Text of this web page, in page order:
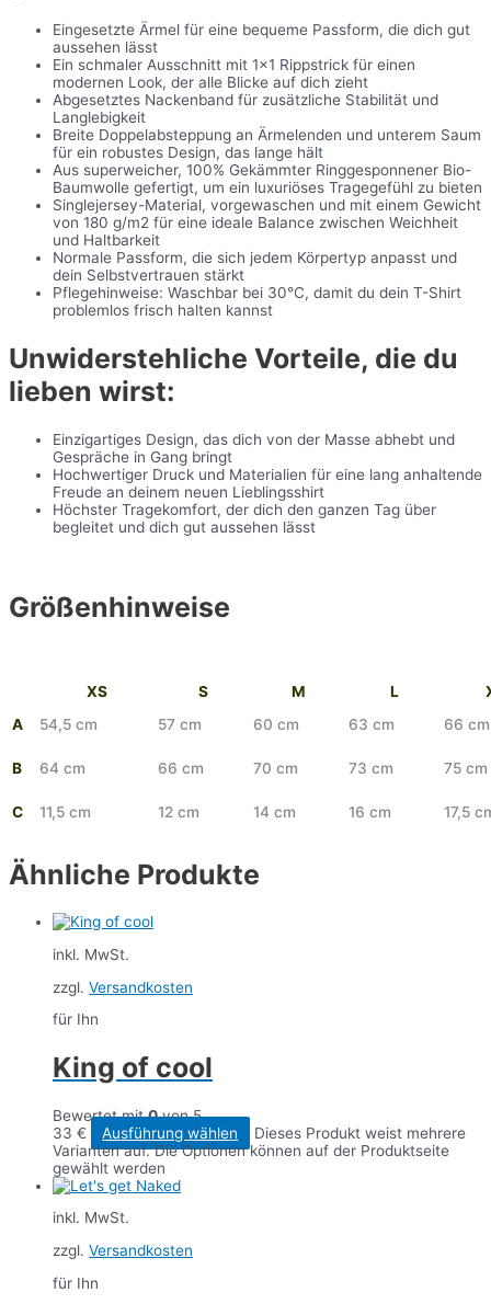
Eingesetzte Ärmel für eine bequeme Passform, die dich gut
aussehen lässt
Ein schmaler Ausschnitt mit 1×1 Rippstrick für einen
modernen Look, der alle Blicke auf dich zieht
Abgesetztes Nackenband für zusätzliche Stabilität und
Langlebigkeit
Breite Doppelabsteppung an Ärmelenden und unterem Saum
für ein robustes Design, das lange hält
Aus superweicher, 100% Gekämmter Ringgesponnener Bio-
Baumwolle gefertigt, um ein luxuriöses Tragegefühl zu bieten
Singlejersey-Material, vorgewaschen und mit einem Gewicht
von 180 g/m2 für eine ideale Balance zwischen Weichheit
und Haltbarkeit
Normale Passform, die sich jedem Körpertyp anpasst und
dein Selbstvertrauen stärkt
Pflegehinweise: Waschbar bei 30°C, damit du dein T-Shirt
problemlos frisch halten kannst
Unwiderstehliche Vorteile, die du
lieben wirst:
Einzigartiges Design, das dich von der Masse abhebt und
Gespräche in Gang bringt
Hochwertiger Druck und Materialien für eine lang anhaltende
Freude an deinem neuen Lieblingsshirt
Höchster Tragekomfort, der dich den ganzen Tag über
begleitet und dich gut aussehen lässt
Größenhinweise
XS S M L
A
54,5 cm 57 cm 60 cm 63 cm 66 cm
B 64 cm 66 cm 70 cm 73 cm 75 cm
C 11,5 cm 12 cm 14 cm 16 cm 17,5
Ähnliche Produkte
inkl. MwSt.
zzgl. Versandkosten
für Ihn
King of cool
Bewertet mit0von 5
33 € Ausführung wählen
Dieses Produkt weist mehrere
Varianten auf. Die Optionen können auf der Produktseite
gewählt werden
inkl. MwSt.
zzgl. Versandkosten
für Ihn